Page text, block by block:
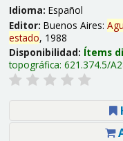
Idioma: Español
Editor: Buenos Aires:
estado, 1988
Disponibilidad: Ítems
topográfica: 621.374.5/